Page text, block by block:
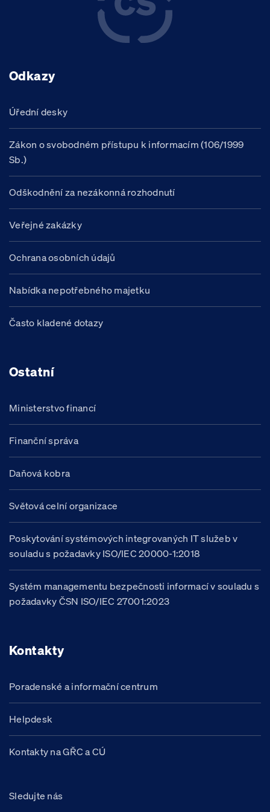
Odkazy
Úřední desky
Zákon o svobodném přístupu k informacím (106/1999
Sb.)
Odškodnění za nezákonná rozhodnutí
Veřejné zakázky
Ochrana osobních údajů
Nabídka nepotřebného majetku
Často kladené dotazy
Ostatní
Ministerstvo financí
Finanční správa
Daňová kobra
Světová celní organizace
Poskytování systémových integrovaných IT služeb v
souladu s požadavky ISO/IEC 20000-1:2018
Systém managementu bezpečnosti informací v souladu s
požadavky ČSN ISO/IEC 27001:2023
Kontakty
Poradenské a informační centrum
Helpdesk
Kontakty na GŘC a CÚ
Sledujte nás